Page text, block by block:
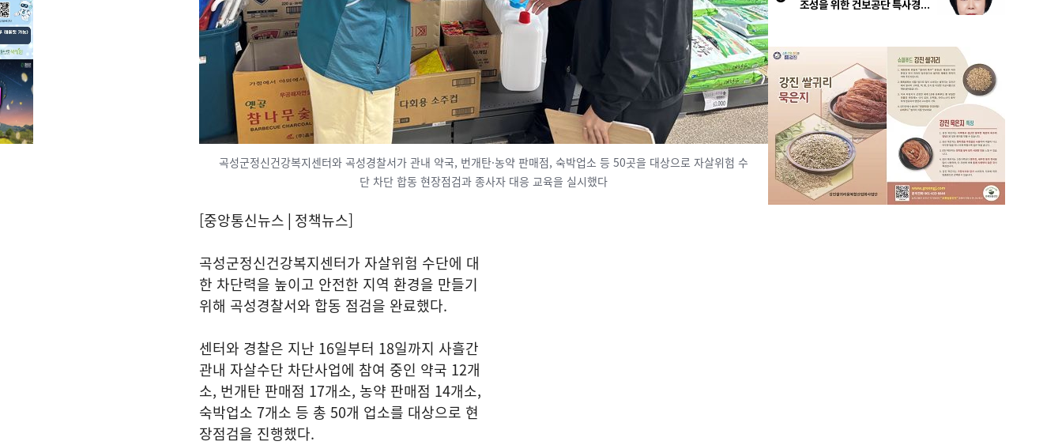
곡성군정신건강복지센터와 곡성경찰서가 관내 약국, 번개탄·농약 판매점, 숙박업소 등 50곳을 대상으로 자살위험 수
단 차단 합동 현장점검과 종사자 대응 교육을 실시했다
[중앙통신뉴스│정책뉴스]
곡성군정신건강복지센터가 자살위험 수단에 대
한 차단력을 높이고 안전한 지역 환경을 만들기
위해 곡성경찰서와 합동 점검을 완료했다.
센터와 경찰은 지난 16일부터 18일까지 사흘간
관내 자살수단 차단사업에 참여 중인 약국 12개
소, 번개탄 판매점 17개소, 농약 판매점 14개소,
숙박업소 7개소 등 총 50개 업소를 대상으로 현
장점검을 진행했다.
조성을 위한 건보공단 특사경제